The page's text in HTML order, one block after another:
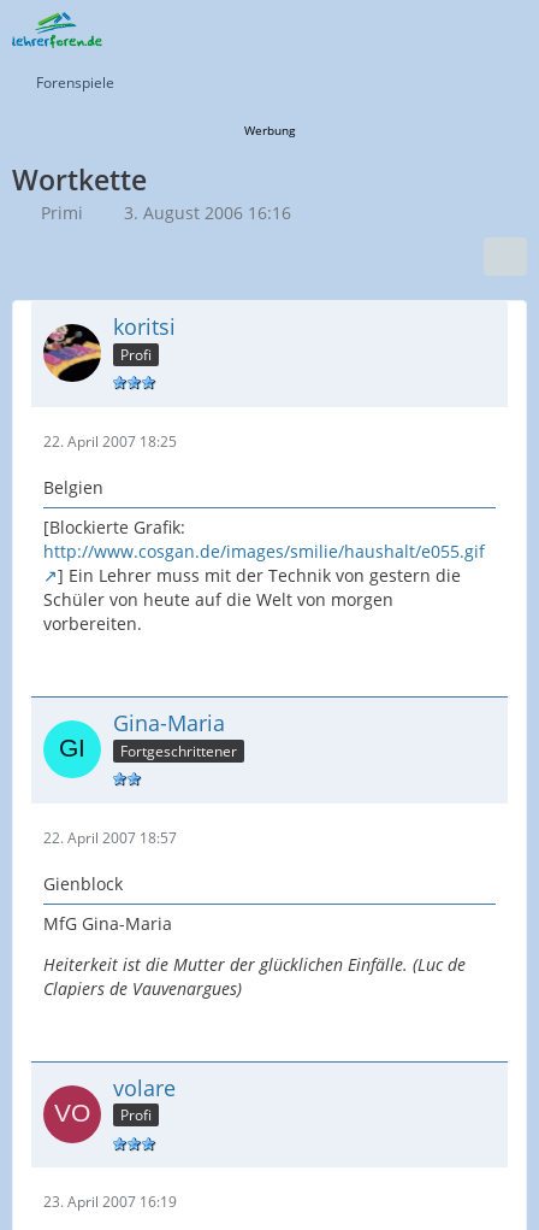
Forenspiele
Werbung
Wortkette
Primi 3. August 2006 16:16
koritsi
Profi
22. April 2007 18:25
Belgien
[Blockierte Grafik:
http://www.cosgan.de/images/smilie/haushalt/e055.gif
] Ein Lehrer muss mit der Technik von gestern die
Schüler von heute auf die Welt von morgen
vorbereiten.
Gina-Maria
Fortgeschrittener
22. April 2007 18:57
Gienblock
MfG Gina-Maria
Heiterkeit ist die Mutter der glücklichen Einfälle. (Luc de
Clapiers de Vauvenargues)
volare
Profi
23. April 2007 16:19